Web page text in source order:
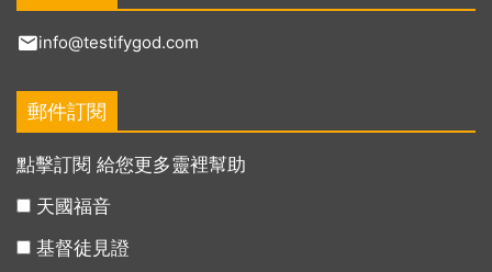
info@testifygod.com
郵件訂閱
點擊訂閱 給您更多靈裡幫助
天國福音
基督徒見證